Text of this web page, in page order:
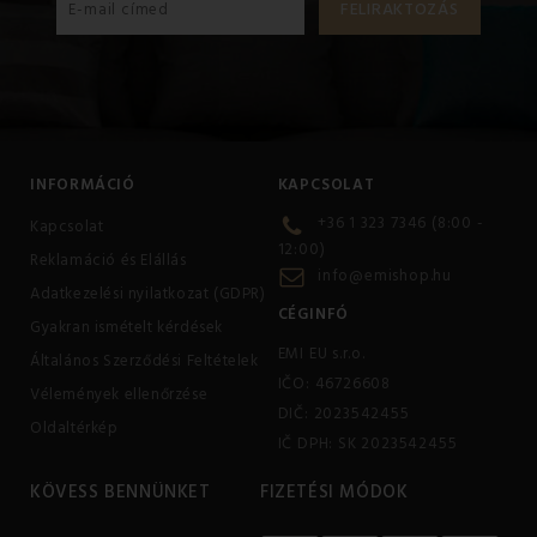
INFORMÁCIÓ
Kapcsolat
Reklamáció és Elállás
Adatkezelési nyilatkozat (GDPR)
Gyakran ismételt kérdések
Általános Szerződési Feltételek
Vélemények ellenőrzése
Oldaltérkép
KAPCSOLAT
+36 1 323 7346 (8:00 -
12:00)
info@emishop.hu
CÉGINFÓ
EMI EU s.r.o.
IČO: 46726608
DIČ: 2023542455
IČ DPH: SK 2023542455
KÖVESS BENNÜNKET FIZETÉSI MÓDOK